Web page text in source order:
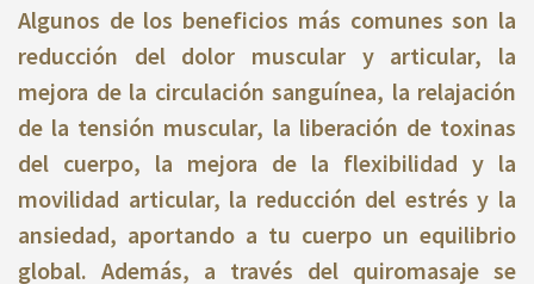
Algunos de los beneficios más comunes son la
reducción del dolor muscular y articular, la
mejora de la circulación sanguínea, la relajación
de la tensión muscular, la liberación de toxinas
del cuerpo, la mejora de la flexibilidad y la
movilidad articular, la reducción del estrés y la
ansiedad, aportando a tu cuerpo un equilibrio
global. Además, a través del quiromasaje se